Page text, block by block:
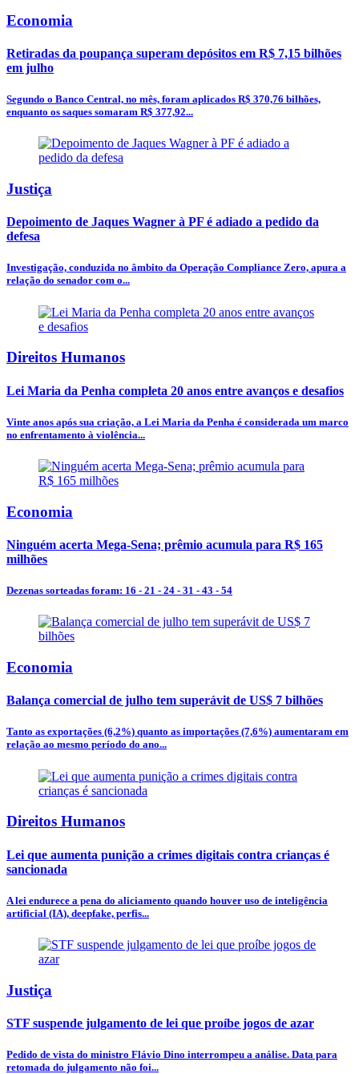
Economia
Retiradas da poupança superam depósitos em R$ 7,15 bilhões
em julho
Segundo o Banco Central, no mês, foram aplicados R$ 370,76 bilhões,
enquanto os saques somaram R$ 377,92...
Justiça
Depoimento de Jaques Wagner à PF é adiado a pedido da
defesa
Investigação, conduzida no âmbito da Operação Compliance Zero, apura a
relação do senador com o...
Direitos Humanos
Lei Maria da Penha completa 20 anos entre avanços e desafios
Vinte anos após sua criação, a Lei Maria da Penha é considerada um marco
no enfrentamento à violência...
Economia
Ninguém acerta Mega-Sena; prêmio acumula para R$ 165
milhões
Dezenas sorteadas foram: 16 - 21 - 24 - 31 - 43 - 54
Economia
Balança comercial de julho tem superávit de US$ 7 bilhões
Tanto as exportações (6,2%) quanto as importações (7,6%) aumentaram em
relação ao mesmo período do ano...
Direitos Humanos
Lei que aumenta punição a crimes digitais contra crianças é
sancionada
A lei endurece a pena do aliciamento quando houver uso de inteligência
artificial (IA), deepfake, perfis...
Justiça
STF suspende julgamento de lei que proíbe jogos de azar
Pedido de vista do ministro Flávio Dino interrompeu a análise. Data para
retomada do julgamento não foi...